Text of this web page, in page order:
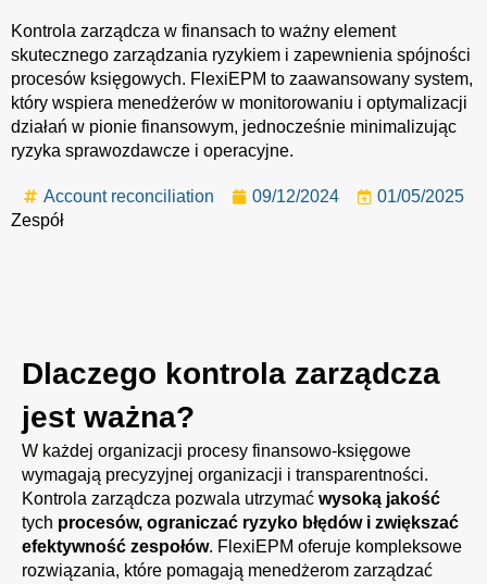
Kontrola zarządcza w finansach to ważny element
skutecznego zarządzania ryzykiem i zapewnienia spójności
procesów księgowych. FlexiEPM to zaawansowany system,
który wspiera menedżerów w monitorowaniu i optymalizacji
działań w pionie finansowym, jednocześnie minimalizując
ryzyka sprawozdawcze i operacyjne.
Account reconciliation 09/12/2024
01/05/2025
Zespół
Dlaczego kontrola zarządcza
jest ważna?
W każdej organizacji procesy finansowo-księgowe
wymagają precyzyjnej organizacji i transparentności.
Kontrola zarządcza pozwala utrzymać wysoką jakość
tych procesów, ograniczać ryzyko błędów i zwiększać
efektywność zespołów. FlexiEPM oferuje kompleksowe
rozwiązania, które pomagają menedżerom zarządzać